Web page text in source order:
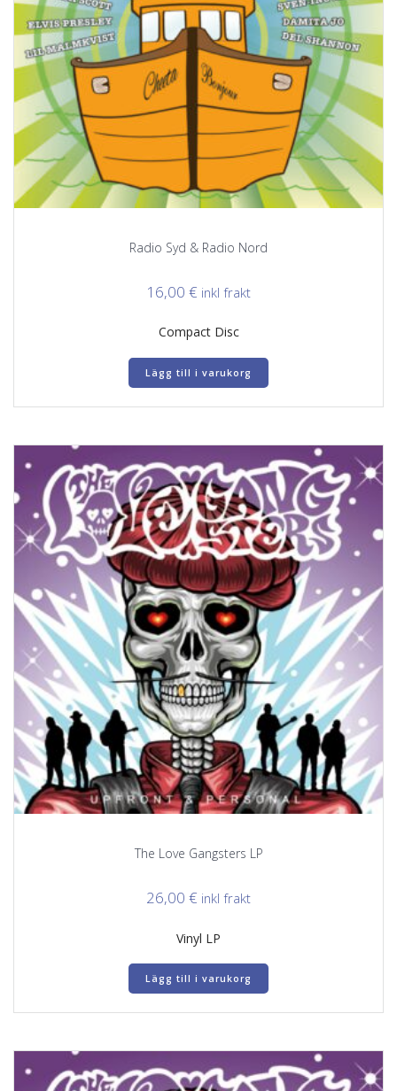
Radio Syd & Radio Nord
16,00 € inkl frakt
Compact Disc
Lägg till i varukorg
The Love Gangsters LP
26,00 € inkl frakt
Vinyl LP
Lägg till i varukorg